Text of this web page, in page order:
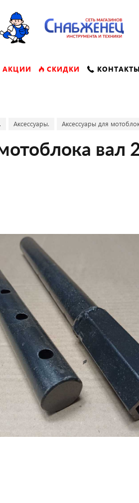
АКЦИИ СКИДКИ КОНТАКТЫ
Аксессуары. Аксессуары для
вал